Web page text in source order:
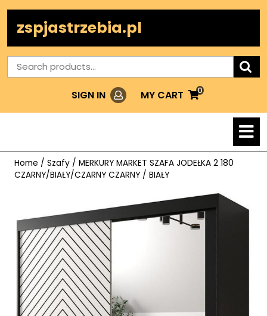
contentzspjastrzebia.pl
Search
for:
SIGN IN LoginMY CART
MY
0
Home / Szafy / MERKURY MARKET SZAFA JODEŁKA 2 180
CZARNY/BIAŁY/CZARNY CZARNY / BIAŁY